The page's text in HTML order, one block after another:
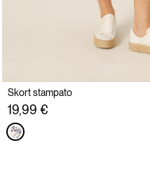
Skort stampato
19,99 €